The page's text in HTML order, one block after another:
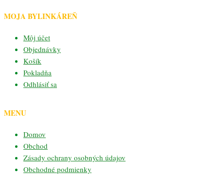
MOJA BYLINKÁREŇ
Môj účet
Objednávky
Košík
Pokladňa
Odhlásiť sa
MENU
Domov
Obchod
Zásady ochrany osobných údajov
Obchodné podmienky